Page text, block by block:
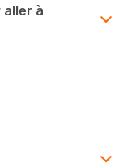
aller à